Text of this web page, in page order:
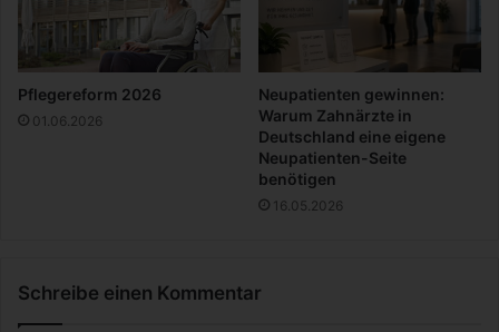
n
n
i
e
Pflegereform 2026
01.06.2026
Neupatienten gewinnen:
Warum Zahnärzte in
Deutschland eine eigene
Neupatienten-Seite
benötigen
16.05.2026
Schreibe einen Kommentar